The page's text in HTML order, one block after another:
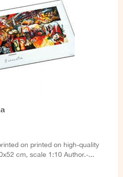
on printed on high-quality
cm, scale 1:10 Author.-...